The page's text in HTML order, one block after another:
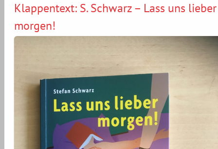
Klappentext: S. Schwarz – Lass uns lieber
morgen!